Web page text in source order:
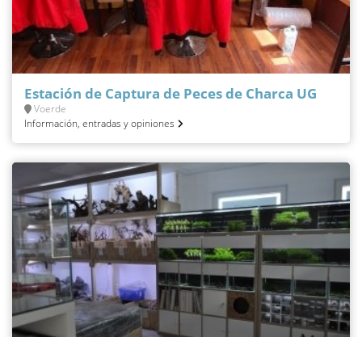
Estación de Captura de Peces de Charca UG
Voerde
Información, entradas y opiniones